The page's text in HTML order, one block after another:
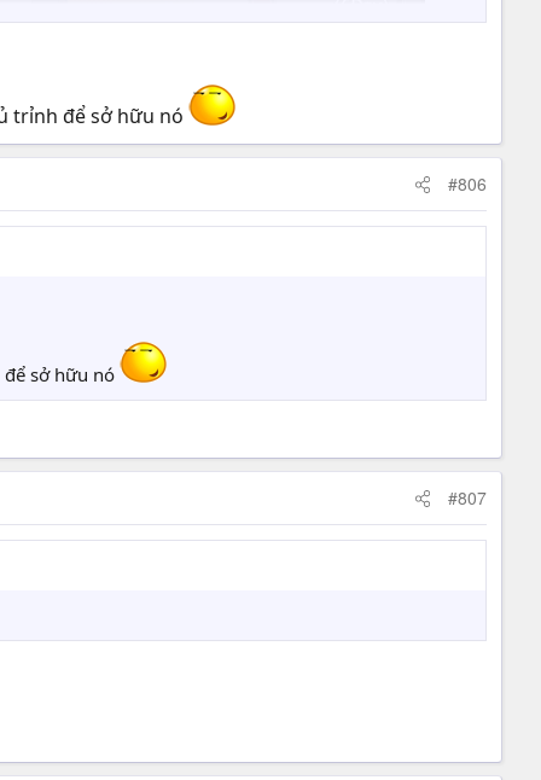
trỉnh để sở hữu nó
#806
sở hữu nó
#807